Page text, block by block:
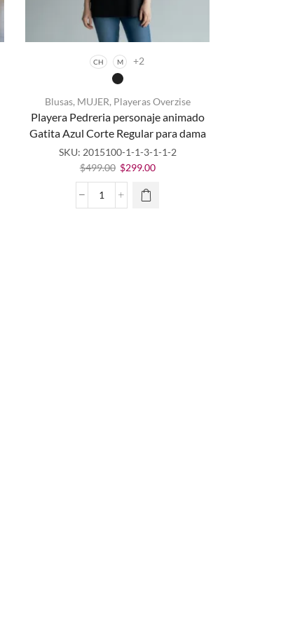
CH M +2
Blusas, MUJER, Playeras Overzise
Playera Pedreria personaje animado
Gatita Azul Corte Regular para dama
SKU: 2015100-1-1-3-1-1-2
$499.00 El
precio
original
era:
$299.00El
Playera
Este
producto
tiene
múltiples
variantes.
Las
opciones
se